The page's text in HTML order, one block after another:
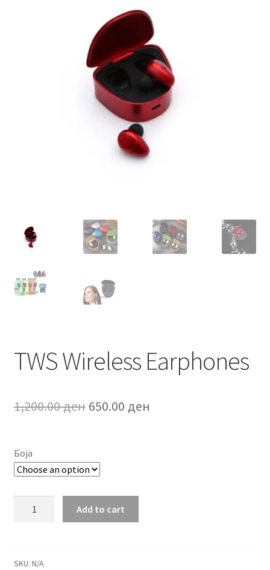
Рекламации и замена на производ
Услови за користење
TWS Wireless Earphones
1,200.00ден Original
1,200.00 ден.
650.00 ден
Боја
Add to cart
SKU: N/A